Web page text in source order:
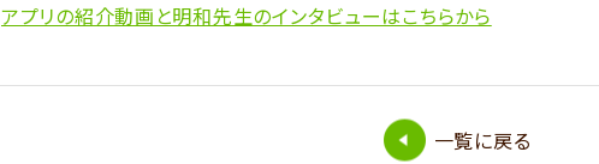
アプリの紹介動画と明和先生のインタビューはこちらから
一覧に戻る